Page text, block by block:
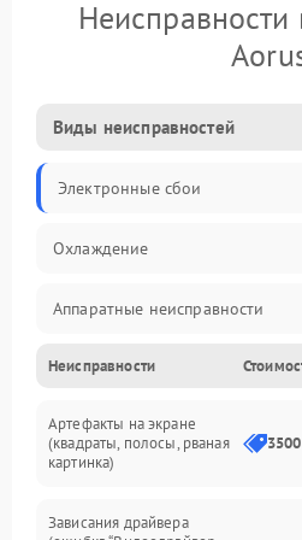
Неисправности
Виды неисправностей
Электронные сбои
Охлаждение
Аппаратные неисправности
Перегрев и термопроблемы
Видео
Неисправности
Артефакты на экране
(квадраты, полосы, рваная
картинка)
Зависания драйвера